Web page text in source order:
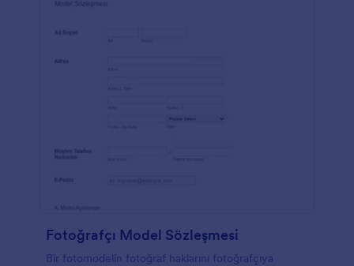
Fotoğrafçı Model Sözleşmesi
Bir fotomodelin fotoğraf haklarını fotoğrafçıya